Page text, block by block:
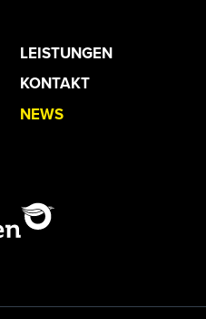
LEISTUNGEN
KONTAKT
NEWS